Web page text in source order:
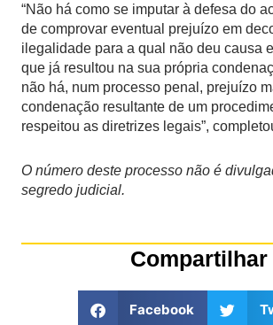
“Não há como se imputar à defesa do
de comprovar eventual prejuízo em
ilegalidade para a qual não deu causa
que já resultou na sua própria
não há, num processo penal, prejuízo
condenação resultante de um
respeitou as diretrizes legais”,
O número deste processo não é
segredo judicial.
Compartilhar
Facebook